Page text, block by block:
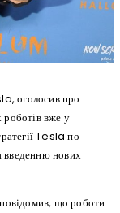
оголосив про
роботів вже у
Tesla по
введенню нових
що роботи